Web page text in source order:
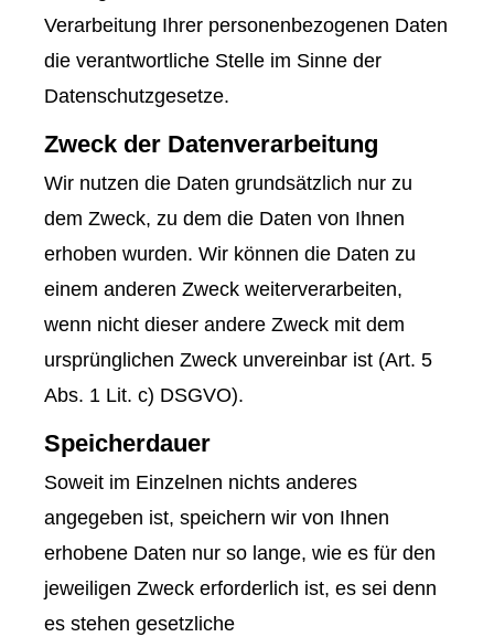
Verarbeitung Ihrer personenbezogenen Daten
die verantwortliche Stelle im Sinne der
Datenschutzgesetze.
Zweck der Datenverarbeitung
Wir nutzen die Daten grundsätzlich nur zu
dem Zweck, zu dem die Daten von Ihnen
erhoben wurden. Wir können die Daten zu
einem anderen Zweck weiterverarbeiten,
wenn nicht dieser andere Zweck mit dem
ursprünglichen Zweck unvereinbar ist (Art. 5
Abs. 1 Lit. c) DSGVO).
Speicherdauer
Soweit im Einzelnen nichts anderes
angegeben ist, speichern wir von Ihnen
erhobene Daten nur so lange, wie es für den
jeweiligen Zweck erforderlich ist, es sei denn
es stehen gesetzliche